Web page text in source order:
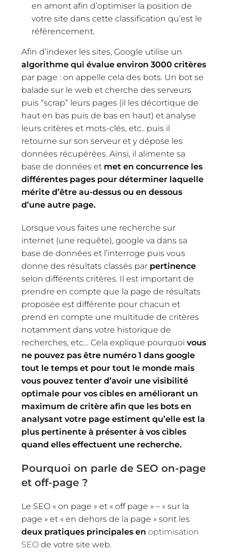
en amont afin d’optimiser la position de
votre site dans cette classification qu’est le
référencement.
Afin d’indexer les sites, Google utilise un
algorithme qui évalue environ 3000 critères
par page : on appelle cela des bots. Un bot se
balade sur le web et cherche des serveurs
puis “scrap” leurs pages (il les décortique de
haut en bas puis de bas en haut) et analyse
leurs critères et mots-clés, etc.. puis il
retourne sur son serveur et y dépose les
données récupérées. Ainsi, il alimente sa
base de données et met en concurrence les
différentes pages pour déterminer laquelle
mérite d’être au-dessus ou en dessous
d’une autre page.
Lorsque vous faites une recherche sur
internet (une requête), google va dans sa
base de données et l’interroge puis vous
donne des résultats classés par pertinence
selon différents critères. Il est important de
prendre en compte que la page de résultats
proposée est différente pour chacun et
prend en compte une multitude de critères
notamment dans votre historique de
recherches, etc… Cela explique pourquoivous
ne pouvez pas être numéro 1 dans google
tout le temps et pour tout le monde mais
vous pouvez tenter d’avoir une visibilité
optimale pour vos cibles en améliorant un
maximum de critère afin que les bots en
analysant votre page estiment qu’elle est la
plus pertinente à présenter à vos cibles
quand elles effectuent une recherche.
Pourquoi on parle de SEO on-page
et off-page ?
Le SEO « on page » et « off page » – « sur la
page » et « en dehors de la page » sont les
deux pratiques principales enoptimisation
SEO de votre site web.